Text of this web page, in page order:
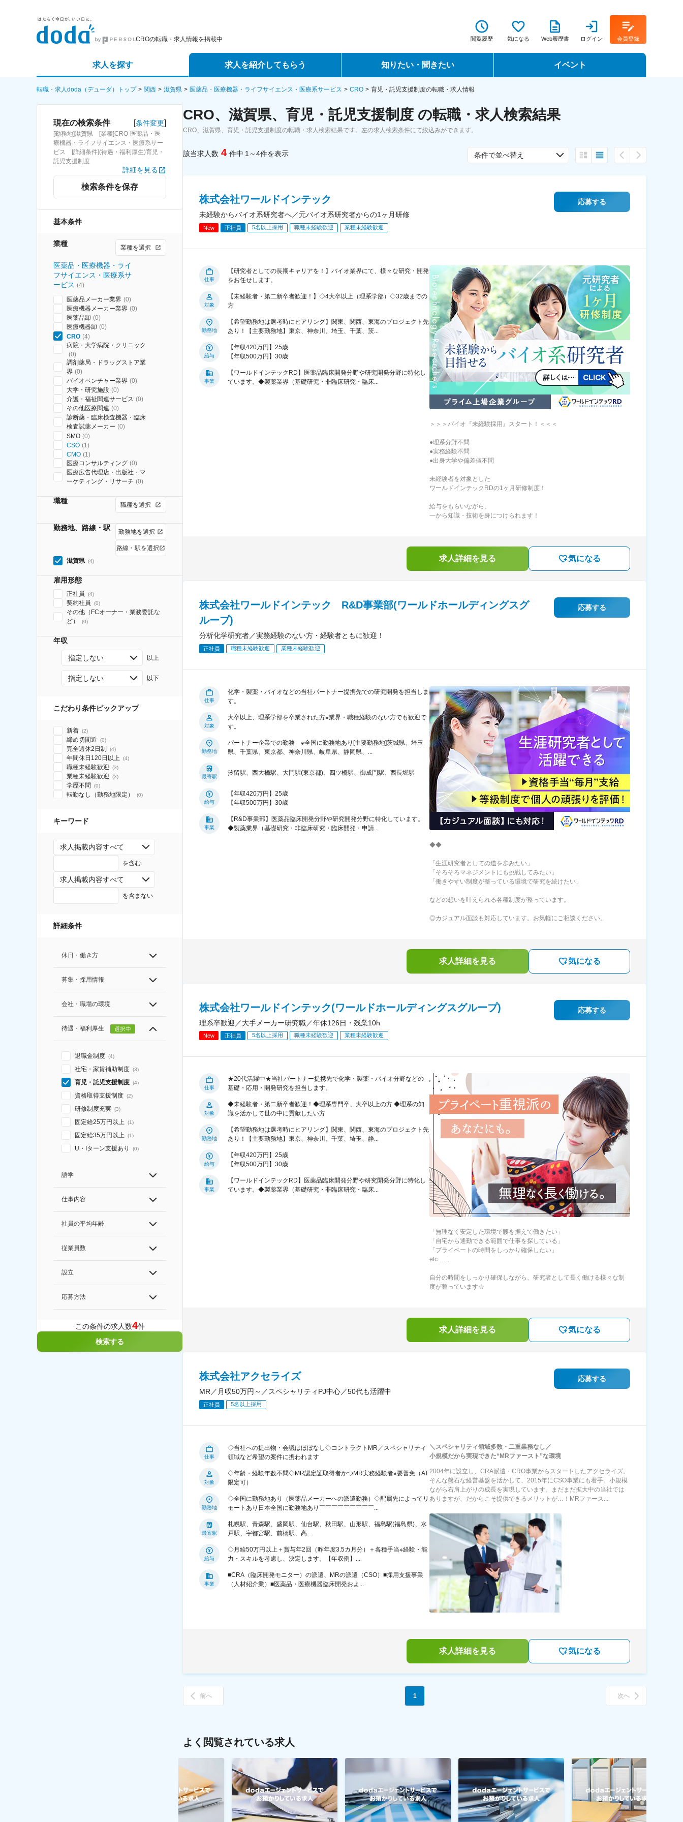
CROの転職・求人情報を掲載中 閲覧履歴 気になる Web履歴書 ログイン 会員登録
求人を探す
詳細条件から探す
求人特集から探す
求人を紹介してもらう
エージェントサービス
スカウトサービス
知りたい・聞きたい
転職ノウハウ
データで見る転職
イベント
転職フェア
転職・求人doda（デューダ）トップ 関西 滋賀県 医薬品・医療機器・ライフサイエンス・医療系サービス CRO 育児・託児支援制度の転職・求人情報
現在の検索条件 [条件変更]
[勤務地]滋賀県 [業種]CRO-医薬品・医
療機器・ライフサイエンス・医療系サー
ビス [詳細条件](待遇・福利厚生)育児・
託児支援制度
詳細を見る
検索条件を保存
基本条件
業種 業種を選択
医薬品・医療機器・ライ
フサイエンス・医療系サ
ービス (4)
医薬品メーカー業界 (0)
医療機器メーカー業界 (0)
医薬品卸 (0)
医療機器卸 (0)
CRO (4)
病院・大学病院・クリニック
(0)
調剤薬局・ドラッグストア業
界 (0)
バイオベンチャー業界 (0)
大学・研究施設 (0)
介護・福祉関連サービス (0)
その他医療関連 (0)
診断薬・臨床検査機器・臨床
検査試薬メーカー (0)
SMO (0)
CSO (1)
CMO (1)
医療コンサルティング (0)
医療広告代理店・出版社・マ
ーケティング・リサーチ (0)
職種 職種を選択
勤務地、路線・駅 勤務地を選択
路線・駅を選択
滋賀県 (4)
雇用形態
正社員 (4)
契約社員 (0)
その他（FCオーナー・業務委託な
ど）
(0)
年収
指定しない 以上
指定しない 以下
こだわり条件ピックアップ
新着 (2)
締め切間近 (0)
完全週休2日制 (4)
年間休日120日以上 (4)
職種未経験歓迎 (3)
業種未経験歓迎 (3)
学歴不問 (0)
転勤なし（勤務地限定） (0)
キーワード
求人掲載内容すべて
を含む
求人掲載内容すべて
を含まない
詳細条件
休日・働き方
募集・採用情報
会社・職場の環境
待遇・福利厚生 選択中
退職金制度 (4)
社宅・家賃補助制度 (3)
育児・託児支援制度 (4)
資格取得支援制度 (2)
研修制度充実 (3)
固定給25万円以上 (1)
固定給35万円以上 (1)
U・Iターン支援あり (0)
語学
仕事内容
社員の平均年齢
従業員数
設立
応募方法
この条件の求人数4件
検索する
CRO、滋賀県、育児・託児支援制度 の転職・求人検索結果
CRO、滋賀県、育児・託児支援制度の転職・求人検索結果です。左の求人検索条件にて絞込みができます。
該当求人数 4 件中 1～4件を表示 条件で並べ替え
株式会社ワールドインテック
未経験からバイオ系研究者へ／元バイオ系研究者からの1ヶ月研修
New 正社員 5名以上採用 職種未経験歓迎 業種未経験歓迎
応募する
仕事
【研究者としての長期キャリアを！】バイオ業界にて、様々な研究・開発
をお任せします。
対象
【未経験者・第二新卒者歓迎！】◇4大卒以上（理系学部）◇32歳までの
方
勤務地
【希望勤務地は選考時にヒアリング】関東、関西、東海のプロジェクト先
あり！【主要勤務地】東京、神奈川、埼玉、千葉、茨...
給与
【年収420万円】25歳
【年収500万円】30歳
事業
【ワールドインテックRD】医薬品臨床開発分野や研究開発分野に特化し
ています。◆製薬業界（基礎研究・非臨床研究・臨床...
＞＞＞バイオ『未経験採用』スタート！＜＜＜
●理系分野不問
●実務経験不問
●出身大学や偏差値不問
未経験者を対象とした
ワールドインテックRDの1ヶ月研修制度！
給与をもらいながら、
一から知識・技術を身につけられます！
求人詳細を見る 気になる
株式会社ワールドインテック R&D事業部(ワールドホールディングスグ
ループ)
分析化学研究者／実務経験のない方・経験者ともに歓迎！
正社員 職種未経験歓迎 業種未経験歓迎
応募する
仕事
化学・製薬・バイオなどの当社パートナー提携先での研究開発を担当しま
す。
対象
大卒以上、理系学部を卒業された方※業界・職種経験のない方でも歓迎で
す。
勤務地
パートナー企業での勤務 ※全国に勤務地あり[主要勤務地]茨城県、埼玉
県、千葉県、東京都、神奈川県、岐阜県、静岡県、...
最寄駅
汐留駅、西大橋駅、大門駅(東京都)、四ツ橋駅、御成門駅、西長堀駅
給与
【年収420万円】25歳
【年収500万円】30歳
事業
【R&D事業部】医薬品臨床開発分野や研究開発分野に特化しています。
◆製薬業界（基礎研究・非臨床研究・臨床開発・申請...
◆◆
「生涯研究者としての道を歩みたい」
「そろそろマネジメントにも挑戦してみたい」
「働きやすい制度が整っている環境で研究を続けたい」
などの想いを叶えられる各種制度が整っています。
◎カジュアル面談も対応しています。お気軽にご相談ください。
求人詳細を見る 気になる
株式会社ワールドインテック(ワールドホールディングスグループ)
理系卒歓迎／大手メーカー研究職／年休126日・残業10h
New 正社員 5名以上採用 職種未経験歓迎 業種未経験歓迎
応募する
仕事
★20代活躍中★当社パートナー提携先で化学・製薬・バイオ分野などの
基礎・応用・開発研究を担当します。
対象
◆未経験者・第二新卒者歓迎！◆理系専門卒、大卒以上の方 ◆理系の知
識を活かして世の中に貢献したい方
勤務地
【希望勤務地は選考時にヒアリング】関東、関西、東海のプロジェクト先
あり！【主要勤務地】東京、神奈川、千葉、埼玉、静...
給与
【年収420万円】25歳
【年収500万円】30歳
事業
【ワールドインテックRD】医薬品臨床開発分野や研究開発分野に特化し
ています。◆製薬業界（基礎研究・非臨床研究・臨床...
「無理なく安定した環境で腰を据えて働きたい」
「自宅から通勤できる範囲で仕事を探している」
「プライベートの時間をしっかり確保したい」
etc……
自分の時間をしっかり確保しながら、研究者として長く働ける様々な制
度が整っています☆
求人詳細を見る 気になる
株式会社アクセライズ
MR／月収50万円～／スペシャリティPJ中心／50代も活躍中
正社員 5名以上採用
応募する
仕事
◇当社への提出物・会議はほぼなし◇コントラクトMR／スペシャリティ
領域など希望の案件に携われます
対象
◇年齢・経験年数不問◇MR認定証取得者かつMR実務経験者※要普免（AT
限定可）
勤務地
◇全国に勤務地あり（医薬品メーカーへの派遣勤務）◇配属先によってリ
モートあり日本全国に勤務地あり￣￣￣￣￣￣￣￣￣...
最寄駅
札幌駅、青森駅、盛岡駅、仙台駅、秋田駅、山形駅、福島駅(福島県)、水
戸駅、宇都宮駅、前橋駅、高...
給与
◇月給50万円以上＋賞与年2回（昨年度3.5カ月分）＋各種手当※経験・能
力・スキルを考慮し、決定します。【年収例】...
事業
■CRA（臨床開発モニター）の派遣、MRの派遣（CSO）■採用支援事業
（人材紹介業）■医薬品・医療機器臨床開発およ...
＼スペシャリティ領域多数・二重業務なし／
小規模だから実現できた“MRファースト”な環境
2004年に設立し、CRA派遣・CRO事業からスタートしたアクセライズ。
そんな盤石な経営基盤を活かして、2015年にCSO事業にも着手。小規模
ながら右肩上がりの成長を実現しています。まだまだ拡大中の当社では
ありますが、だからこそ提供できるメリットが…！MRファース...
求人詳細を見る 気になる
前へ 1 次へ
よく閲覧されている求人